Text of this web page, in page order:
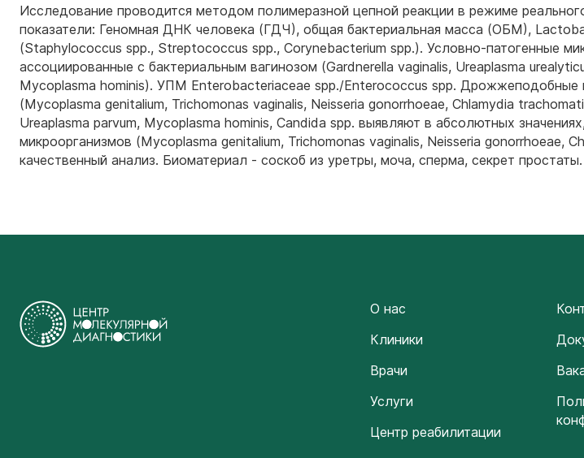
Исследование проводится методом полимеразной цепной реакции в режиме
показатели: Геномная ДНК человека (ГДЧ), общая бактериальная масса (ОБМ),
(Staphylococcus spp., Streptococcus spp., Corynebacterium spp.). Условно-патогенные
ассоциированные с бактериальным вагинозом (Gardnerella vaginalis, Ureaplasma
Mycoplasma hominis). УПМ Enterobacteriaceae spp./Enterococcus spp. Дрожжеподобные
(Mycoplasma genitalium, Trichomonas vaginalis, Neisseria gonorrhoeae, Chlamydia
Ureaplasma parvum, Mycoplasma hominis, Candida spp. выявляют в абсолютных
микроорганизмов (Mycoplasma genitalium, Trichomonas vaginalis, Neisseria gonorrhoeae,
качественный анализ. Биоматериал - соскоб из уретры, моча, сперма, секрет простаты.
О нас
Клиники
Врачи
Услуги
Центр реабилитации